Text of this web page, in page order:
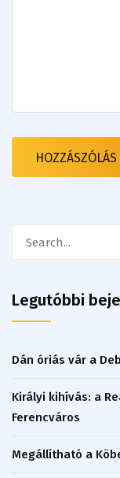
Legutóbbi
Dán óriás vár a
Királyi kihívás: a
Ferencváros
Megállítható a